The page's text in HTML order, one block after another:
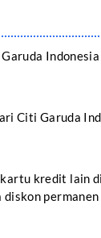
Indonesia
Citi Garuda
kredit lain